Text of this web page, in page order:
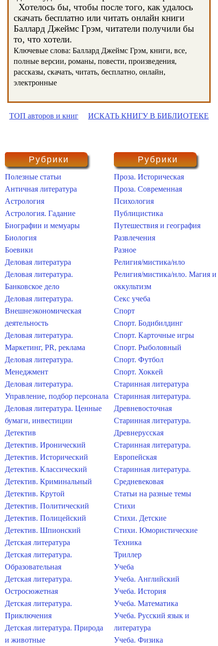
Хотелось бы, чтобы после того, как удалось
скачать бесплатно или читать онлайн книги
Баллард Джеймс Грэм, читатели получили бы
то, что хотели.
Ключевые слова: Баллард Джеймс Грэм, книги, все,
полные версии, романы, повести, произведения,
рассказы, скачать, читать, бесплатно, онлайн,
электронные
ТОП авторов и книг ИСКАТЬ КНИГУ В БИБЛИОТЕКЕ
Рубрики
Полезные статьи
Античная литература
Астрология
Астрология. Гадание
Биографии и мемуары
Биология
Боевики
Деловая литература
Деловая литература.
Банковское дело
Деловая литература.
Внешнеэкономическая
деятельность
Деловая литература.
Маркетинг, PR, реклама
Деловая литература.
Менеджмент
Деловая литература.
Управление, подбор персонала
Деловая литература. Ценные
бумаги, инвестиции
Детектив
Детектив. Иронический
Детектив. Исторический
Детектив. Классический
Детектив. Криминальный
Детектив. Крутой
Детектив. Политический
Детектив. Полицейский
Детектив. Шпионский
Детская литература
Детская литература.
Образовательная
Детская литература.
Остросюжетная
Детская литература.
Приключения
Детская литература. Природа
и животные
Рубрики
Проза. Историческая
Проза. Современная
Психология
Публицистика
Путешествия и география
Развлечения
Разное
Религия/мистика/нло
Религия/мистика/нло. Магия и
оккультизм
Секс учеба
Спорт
Спорт. Бодибилдинг
Спорт. Карточные игры
Спорт. Рыболовный
Спорт. Футбол
Спорт. Хоккей
Старинная литература
Старинная литература.
Древневосточная
Старинная литература.
Древнерусская
Старинная литература.
Европейская
Старинная литература.
Средневековая
Статьи на разные темы
Стихи
Стихи. Детские
Стихи. Юмористические
Техника
Триллер
Учеба
Учеба. Английский
Учеба. История
Учеба. Математика
Учеба. Русский язык и
литература
Учеба. Физика